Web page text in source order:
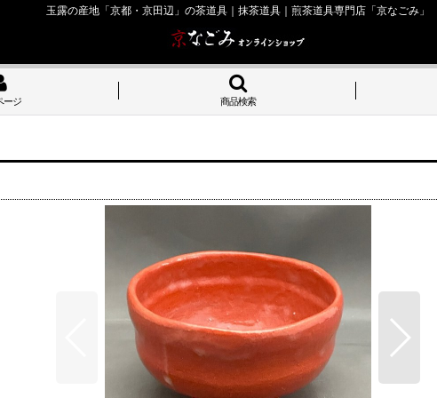
玉露の産地「京都・京田辺」の茶道具｜抹茶道具｜煎茶道具専門店「京なごみ」
ージ 商品検索